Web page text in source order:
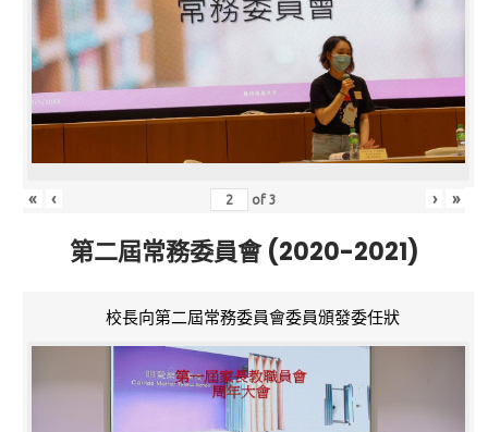
« ‹ of3 › »
第二屆常務委員會 (2020-2021)
校長向第二屆常務委員會委員頒發委任狀